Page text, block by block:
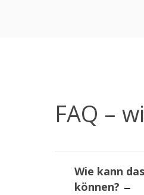
FAQ –
Wie kann
können?